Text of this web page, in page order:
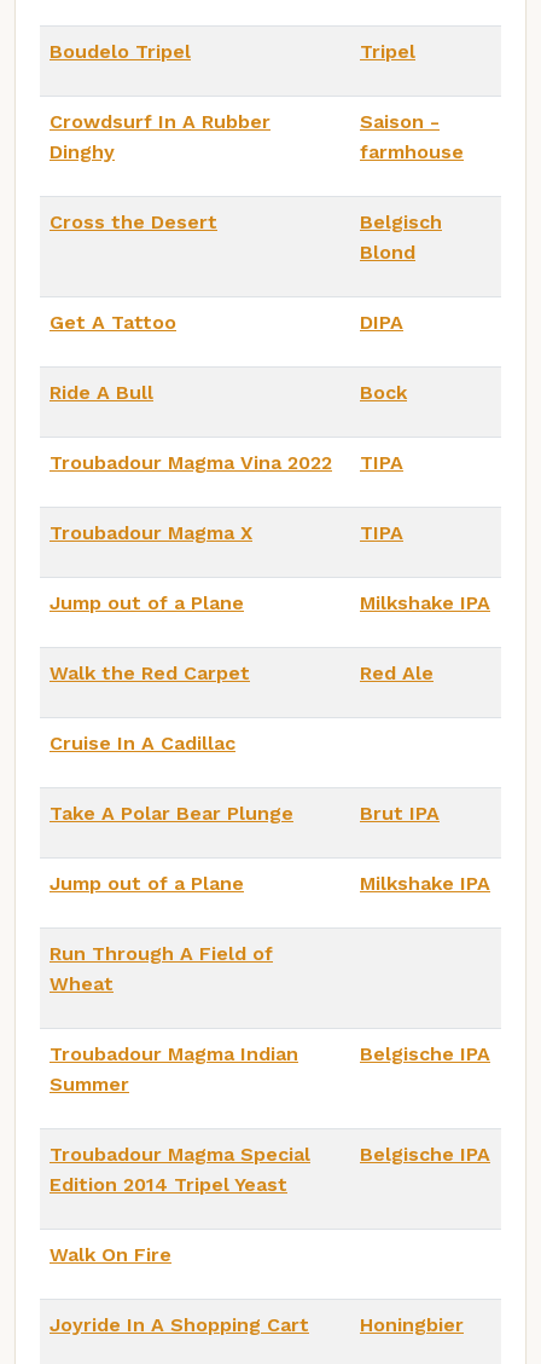
Boudelo Tripel Tripel
Crowdsurf In A Rubber
Dinghy
Saison -
farmhouse
Cross the Desert
Belgisch
Blond
Get A Tattoo DIPA
Ride A Bull Bock
Troubadour Magma Vina 2022 TIPA
Troubadour Magma X TIPA
Jump out of a Plane Milkshake IPA
Walk the Red Carpet Red Ale
Cruise In A Cadillac
Take A Polar Bear Plunge Brut IPA
Jump out of a Plane Milkshake IPA
Run Through A Field of
Wheat
Troubadour Magma Indian
Summer
Belgische IPA
Troubadour Magma Special
Edition 2014 Tripel Yeast
Belgische IPA
Walk On Fire
Joyride In A Shopping Cart Honingbier